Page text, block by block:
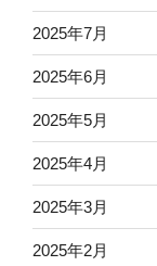
2025年7月
2025年6月
2025年5月
2025年4月
2025年3月
2025年2月